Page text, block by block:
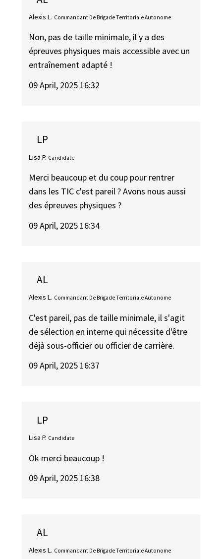
Alexis L. Commandant De Brigade Territoriale Autonome
Non, pas de taille minimale, il y a des
épreuves physiques mais accessible avec un
entraînement adapté !
09 April, 2025 16:32
LP
Lisa P. Candidate
Merci beaucoup et du coup pour rentrer
dans les TIC c'est pareil ? Avons nous aussi
des épreuves physiques ?
09 April, 2025 16:34
AL
Alexis L. Commandant De Brigade Territoriale Autonome
C'est pareil, pas de taille minimale, il s'agit
de sélection en interne qui nécessite d'être
déjà sous-officier ou officier de carrière.
09 April, 2025 16:37
LP
Lisa P. Candidate
Ok merci beaucoup !
09 April, 2025 16:38
AL
Alexis L. Commandant De Brigade Territoriale Autonome